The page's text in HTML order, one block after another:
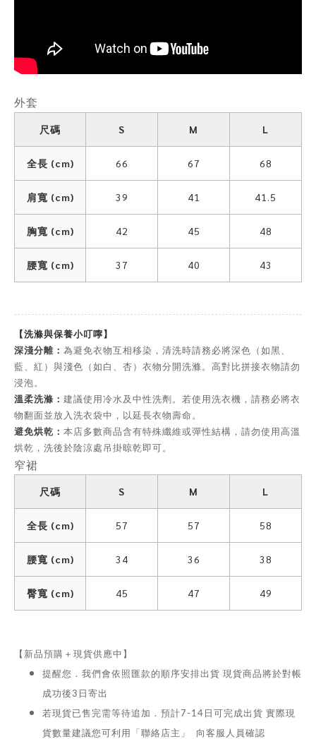
外套
尺碼 S M L
全長 (cm) 66 67 68
肩寬 (cm) 39 41 41.5
胸寬 (cm) 42 45 48
腰寬 (cm) 37 40 43
【洗滌與保養小叮嚀】
深淺分離： 為避免衣物互相移染，清洗時請務必將深色（如黑、
藍、紅）與淺色（如白、杏）衣物分開洗滌。高對比拼接衣物請勿
浸泡。
溫柔洗滌： 建議使用冷水及中性洗劑。若使用洗衣機，請務必將衣
物翻面並放入洗衣袋中，以延長衣物壽命。
避免烘乾： 本店多數商品含有特殊纖維或彈性結構，請勿使用高溫
烘乾，洗後於陰涼處吊掛晾乾即可。
窄裙
尺碼 S M L
全長 (cm) 57 57 58
腰寬 (cm) 34 36 38
臀寬 (cm) 45 47 49
【新品預購＋現貨供應中】
提醒您．我們會依照匯款的順序安排出貨 現貨商品將於對帳
成功後3日寄出
若現貨已售完需等待追加．預計7-14日可完成出貨 實際現
貨數量建議您可利用「聯絡店主」 向客服人員確認